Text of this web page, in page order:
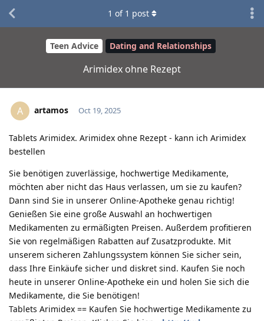
Teen Advice Dating and Relationships
Arimidex ohne Rezept
1 of 1 post
A artamos Oct 19, 2025
Tablets Arimidex. Arimidex ohne Rezept - kann ich Arimidex
bestellen
Sie benötigen zuverlässige, hochwertige Medikamente,
möchten aber nicht das Haus verlassen, um sie zu kaufen?
Dann sind Sie in unserer Online-Apotheke genau richtig!
Genießen Sie eine große Auswahl an hochwertigen
Medikamenten zu ermäßigten Preisen. Außerdem profitieren
Sie von regelmäßigen Rabatten auf Zusatzprodukte. Mit
unserem sicheren Zahlungssystem können Sie sicher sein,
dass Ihre Einkäufe sicher und diskret sind. Kaufen Sie noch
heute in unserer Online-Apotheke ein und holen Sie sich die
Medikamente, die Sie benötigen!
Tablets Arimidex == Kaufen Sie hochwertige Medikamente zu